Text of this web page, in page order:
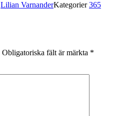
Lilian VarnanderKategorier365
Obligatoriska fält är märkta *